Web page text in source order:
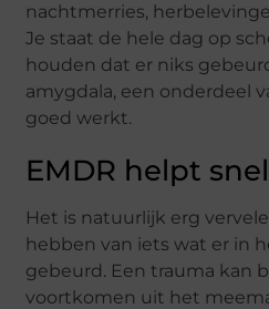
nachtmerries,
Je staat de hele dag op
houden dat er niks
amygdala, een onderdeel
goed werkt.
EMDR helpt snel
Het is natuurlijk erg
hebben van iets wat er in
gebeurd. Een trauma kan
voortkomen uit het